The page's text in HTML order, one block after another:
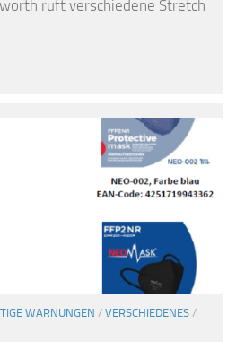
ruft verschiedene Stretch
WARNUNGEN / VERSCHIEDENES /